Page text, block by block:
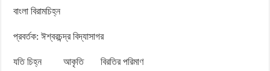
বাংলা বিরামচিহ্ন
প্রবর্তক: ঈশ্বরচন্দ্র বিদ্যাসাগর
যতি চিহ্ন আকৃতি বিরতির পরিমাণ